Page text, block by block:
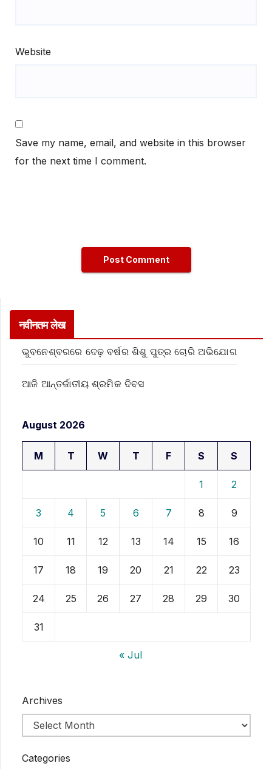
Website
Save my name, email, and website in this browser
for the next time I comment.
नवीनतम लेख
ଭୁବନେଶ୍ବରରେ ଦେଢ଼ ବର୍ଷର ଶିଶୁ ପୁତ୍ର ଚୋରି ଅଭିଯୋଗ
ଆଜି ଆନ୍ତର୍ଜାତୀୟ ଶ୍ରମିକ ଦିବସ
August 2026
M T W T F S S
1 2
3 4 5 6 7 8 9
10 11 12 13 14 15 16
17 18 19 20 21 22 23
24 25 26 27 28 29 30
31
« Jul
Archives
Categories